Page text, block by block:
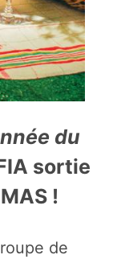
du
sortie
!
de